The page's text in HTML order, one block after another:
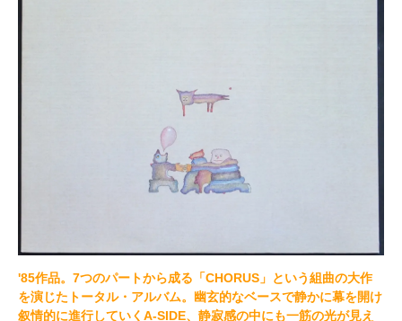
'85作品。7つのパートから成る「CHORUS」という組曲の大作
を演じたトータル・アルバム。幽玄的なベースで静かに幕を開け
叙情的に進行していくA-SIDE、静寂感の中にも一筋の光が見え